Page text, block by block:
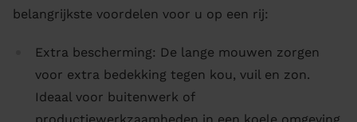
belangrijkste voordelen voor u op een rij:
Extra bescherming: De lange mouwen zorgen
voor extra bedekking tegen kou, vuil en zon.
Ideaal voor buitenwerk of